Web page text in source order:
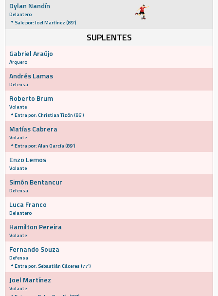
Dylan Nandín
Delantero
Sale por: Joel Martínez (89')
SUPLENTES
Gabriel Araújo
Arquero
Andrés Lamas
Defensa
Roberto Brum
Volante
Entra por: Christian Tizón (86')
Matías Cabrera
Volante
Entra por: Alan García (89')
Enzo Lemos
Volante
Simón Bentancur
Defensa
Luca Franco
Delantero
Hamilton Pereira
Volante
Fernando Souza
Defensa
Entra por: Sebastián Cáceres (77')
Joel Martínez
Volante